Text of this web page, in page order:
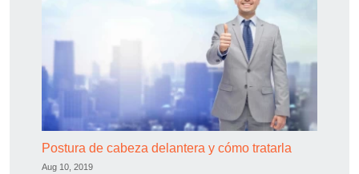
Postura de cabeza delantera y cómo tratarla
Aug 10, 2019